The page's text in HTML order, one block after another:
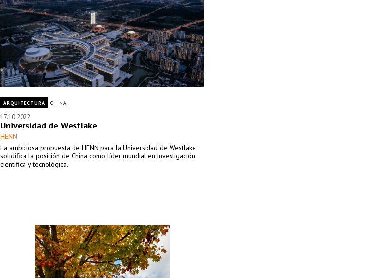
ARQUITECTURA CHINA
17.10.2022
Universidad de Westlake
HENN
La ambiciosa propuesta de HENN para la Universidad de Westlake
solidifica la posición de China como líder mundial en investigación
científica y tecnológica.